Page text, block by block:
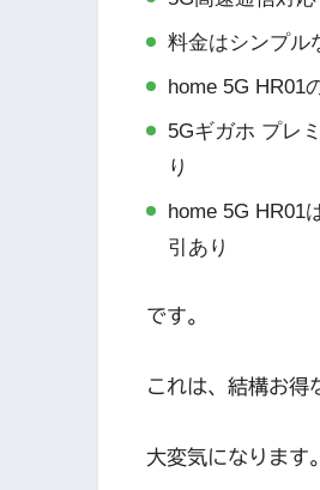
料金はシンプル
home 5G HR01
5Gギガホ プレ
り
home 5G HR01
引あり
です。
これは、結構お得
大変気になります。